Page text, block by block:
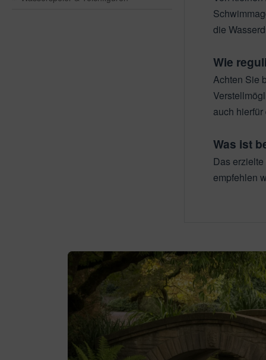
die
Wie
Achten Sie
auch
Was ist
Das
empfehlen